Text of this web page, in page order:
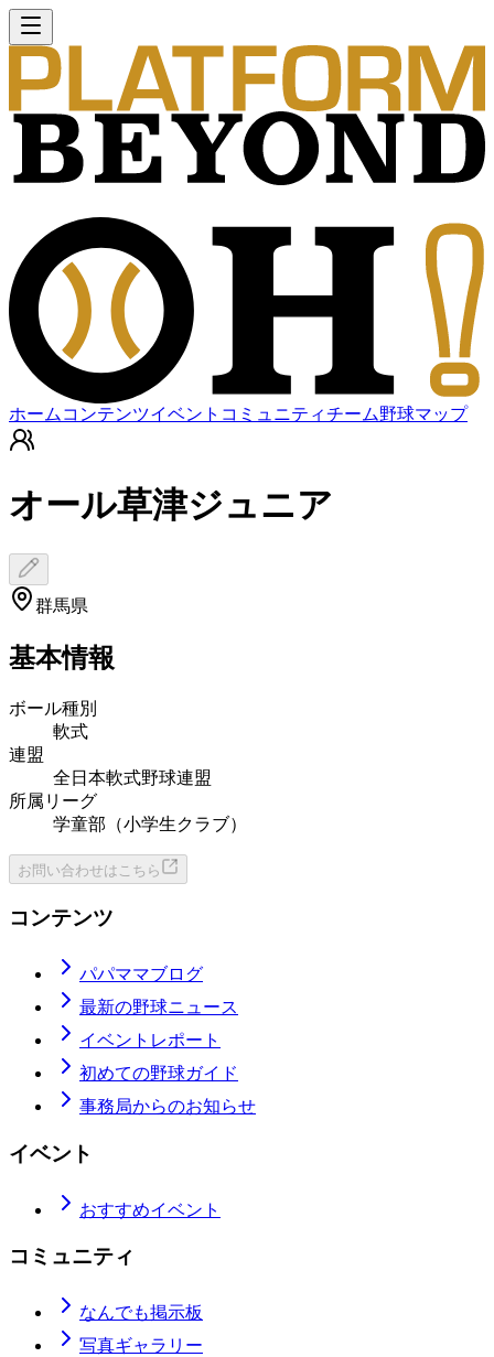
ホーム コンテンツイベント コミュニティチーム野球マップ
オール草津ジュニア
群馬県
基本情報
ボール種別
軟式
連盟
全日本軟式野球連盟
所属リーグ
学童部（小学生クラブ）
お問い合わせはこちら
コンテンツ
パパママブログ
最新の野球ニュース
イベントレポート
初めての野球ガイド
事務局からのお知らせ
イベント
おすすめイベント
コミュニティ
なんでも掲示板
写真ギャラリー